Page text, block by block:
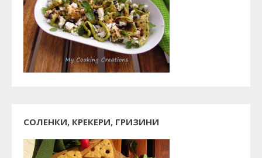
СОЛЕНКИ, КРЕКЕРИ, ГРИЗИНИ